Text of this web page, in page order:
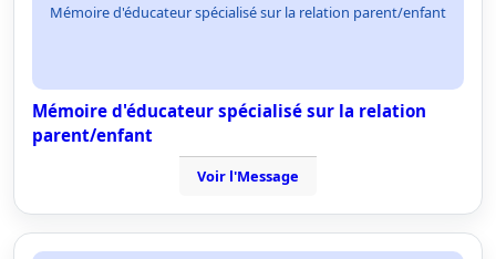
Mémoire d'éducateur spécialisé sur la relation parent/enfant
Mémoire d'éducateur spécialisé sur la relation
parent/enfant
Voir l'Message